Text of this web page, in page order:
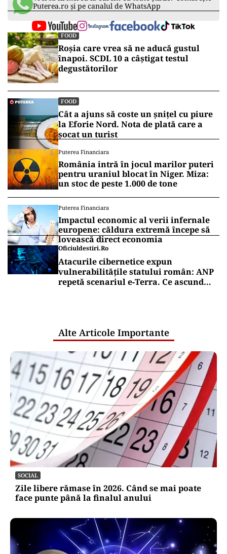
Puterea.ro și pe canalul de WhatsApp
FOOD
Roșia care vrea să ne aducă gustul
înapoi. SCDL 10 a câștigat testul
degustătorilor
FOOD
Cât a ajuns să coste un șnițel cu piure
la Eforie Nord. Nota de plată care a
șocat un turist
Puterea Financiara
România intră în jocul marilor puteri
pentru uraniul blocat în Niger. Miza:
un stoc de peste 1.000 de tone
Puterea Financiara
Impactul economic al verii infernale
europene: căldura extremă începe să
lovească direct economia
Oficiuldestiri.ro
Atacurile cibernetice expun
vulnerabilitățile statului român: ANP
repetă scenariul e‑Terra. Ce ascund
Alte Articole Importante
SOCIAL
Zile libere rămase în 2026. Când se mai poate
face punte până la finalul anului